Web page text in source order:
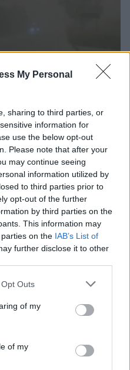
My Personal
sharing to third parties, or
information for
use the below opt-out
Please note that after your
may continue seeing
information utilized by
to third parties prior to
opt-out of the further
by third parties on the
This information may
on the IAB’s List of
further disclose it to other
uses one or more Google
You may click to
and its third-party tags to
purposes in below Google
Outs
of my
of my
την Κρήτη - Δείτε
κυριολεκτικά τα
αποπνικτική